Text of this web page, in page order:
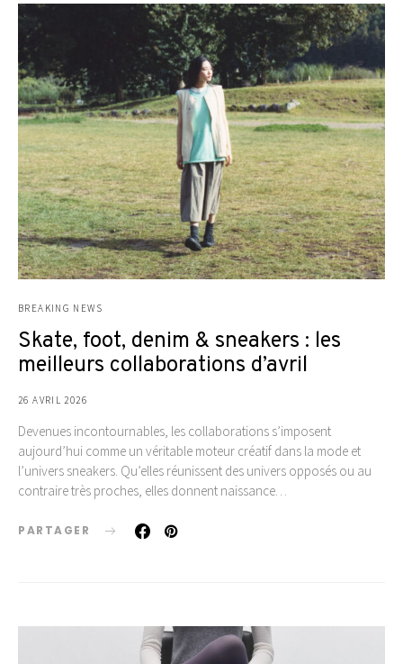
BREAKING NEWS
Skate, foot, denim & sneakers : les
meilleurs collaborations d’avril
26 AVRIL 2026
Devenues incontournables, les collaborations s’imposent
aujourd’hui comme un véritable moteur créatif dans la mode et
l’univers sneakers. Qu’elles réunissent des univers opposés ou au
contraire très proches, elles donnent naissance…
PARTAGER